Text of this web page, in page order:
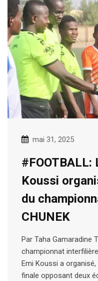
mai 31, 2025
#FOOTBALL:
Koussi
du
CHUNEK
Par Taha Gamaradine
championnat
Emi Koussi a
finale opposant deux